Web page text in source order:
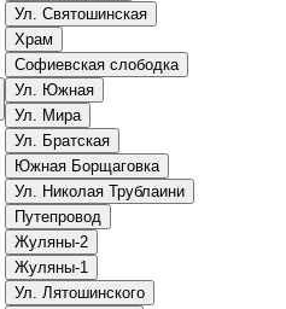
Ул. Святошинская
Храм
Софиевская слободка
Ул. Южная
Ул. Мира
Ул. Братская
Южная Борщаговка
Ул. Николая Трублаини
Путепровод
Жуляны-2
Жуляны-1
Ул. Лятошинского